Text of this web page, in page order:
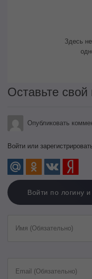
Здесь
Оставьте
Опубликовать
Войти или
Войти по логину
Имя (Обязательно)
Email (Обязательно)